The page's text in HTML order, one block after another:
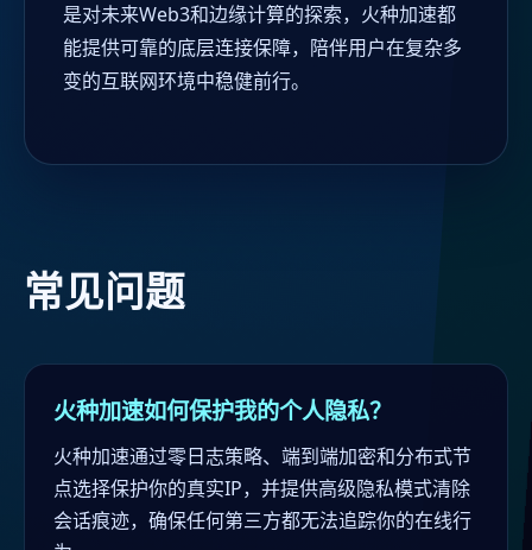
是对未来Web3和边缘计算的探索，火种加速都
能提供可靠的底层连接保障，陪伴用户在复杂多
变的互联网环境中稳健前行。
常见问题
火种加速如何保护我的个人隐私？
火种加速通过零日志策略、端到端加密和分布式节
点选择保护你的真实IP，并提供高级隐私模式清除
会话痕迹，确保任何第三方都无法追踪你的在线行